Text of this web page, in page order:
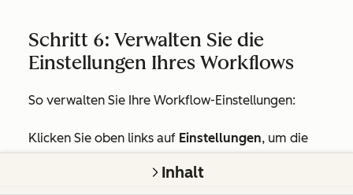
Schritt 6: Verwalten Sie die
Einstellungen Ihres Workflows
So verwalten Sie Ihre Workflow-Einstellungen:
Klicken Sie oben links auf Einstellungen, um die
Einstellungen des Workflows zu verwalten.
Inhalt